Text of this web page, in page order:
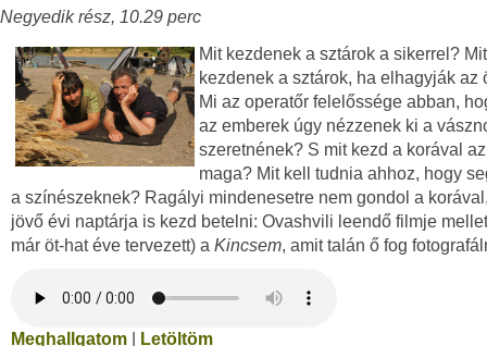
Negyedik rész, 10.29 perc
Mit kezdenek a sztárok a sikerrel? Mit
kezdenek a sztárok, ha elhagyják az
Mi az operatőr felelőssége abban,
az emberek úgy nézzenek ki a
szeretnének? S mit kezd a korával
maga? Mit kell tudnia ahhoz, hogy
a színészeknek? Ragályi mindenesetre nem gondol a
jövő évi naptárja is kezd betelni: Ovashvili leendő filmje
már öt-hat éve tervezett) a Kincsem, amit talán ő fog
Meghallgatom
Letöltöm